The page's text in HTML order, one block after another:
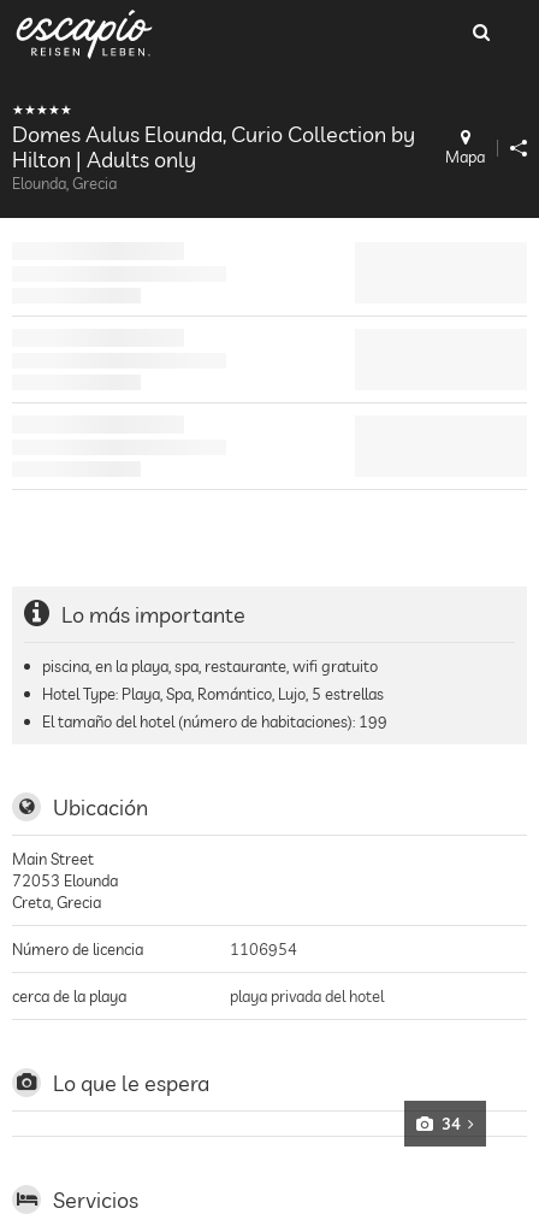
Domes Aulus Elounda, Curio Collection by
Hilton | Adults only
Elounda, Grecia
Mapa
Lo más importante
piscina, en la playa, spa, restaurante, wifi gratuito
Hotel Type: Playa, Spa, Romántico, Lujo, 5 estrellas
El tamaño del hotel (número de habitaciones): 199
Ubicación
Main Street
72053 Elounda
Creta Grecia
Número de licencia 1106954
cerca de la playa playa privada del hotel
Lo que le espera
34
Servicios